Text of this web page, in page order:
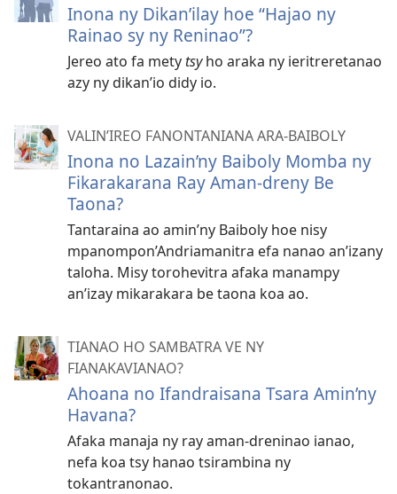
Inona ny Dikan’ilay hoe “Hajao ny
Rainao sy ny Reninao”?
Jereo ato fa mety tsyho araka ny ieritreretanao
azy ny dikan’io didy io.
VALIN’IREO FANONTANIANA ARA-BAIBOLY
Inona no Lazain’ny Baiboly Momba ny
Fikarakarana Ray Aman-dreny Be
Taona?
Tantaraina ao amin’ny Baiboly hoe nisy
mpanompon’Andriamanitra efa nanao an’izany
taloha. Misy torohevitra afaka manampy
an’izay mikarakara be taona koa ao.
TIANAO HO SAMBATRA VE NY
FIANAKAVIANAO?
Ahoana no Ifandraisana Tsara Amin’ny
Havana?
Afaka manaja ny ray aman-dreninao ianao,
nefa koa tsy hanao tsirambina ny
tokantranonao.